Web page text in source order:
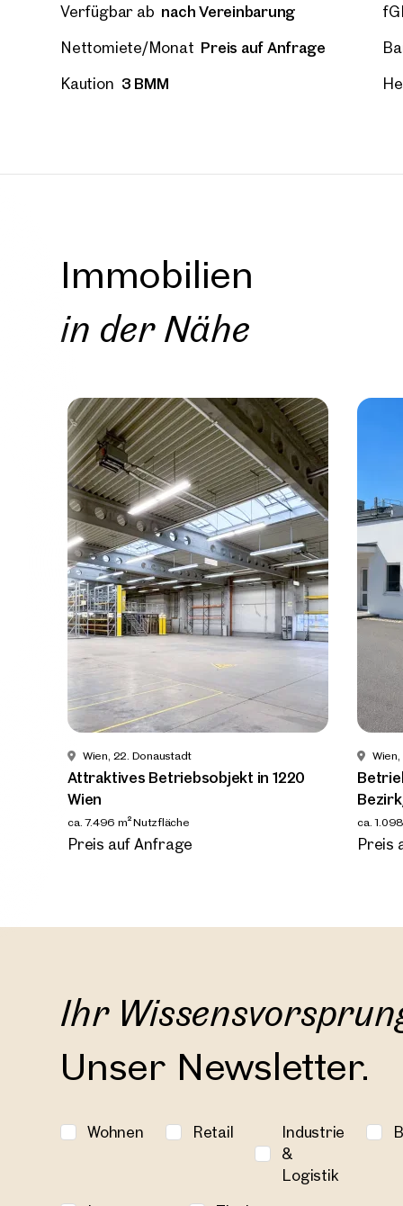
Verfügbar ab nach Vereinbarung
Nettomiete/Monat Preis auf Anfrage
Kaution 3 BMM
E-
in
Preis
Immobilien
in der Nähe
Wien, 22. Donaustadt
Attraktives Betriebsobjekt in 1220
Wien
ca. 7.496 m² Nutzfläche
Verfügbar nach Vereinbarung
Preis auf Anfrage
ca.
Preis
Ihr
Unser Newsletter.
Wohnen Retail
Industrie
&
Logistik